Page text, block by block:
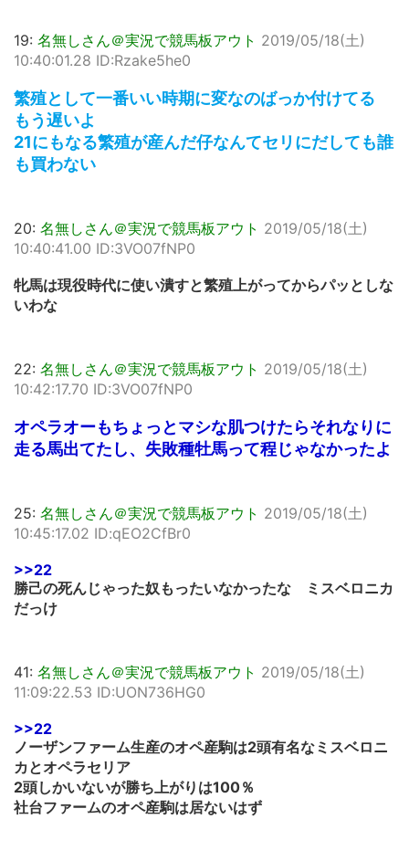
19: 名無しさん＠実況で競馬板アウト 2019/05/18(土)
10:40:01.28 ID:Rzake5he0
繁殖として一番いい時期に変なのばっか付けてる
もう遅いよ
21にもなる繁殖が産んだ仔なんてセリにだしても誰
も買わない
20: 名無しさん＠実況で競馬板アウト 2019/05/18(土)
10:40:41.00 ID:3VO07fNP0
牝馬は現役時代に使い潰すと繁殖上がってからパッとしな
いわな
22: 名無しさん＠実況で競馬板アウト 2019/05/18(土)
10:42:17.70 ID:3VO07fNP0
オペラオーもちょっとマシな肌つけたらそれなりに
走る馬出てたし、失敗種牡馬って程じゃなかったよ
25: 名無しさん＠実況で競馬板アウト 2019/05/18(土)
10:45:17.02 ID:qEO2CfBr0
>>22
勝己の死んじゃった奴もったいなかったな ミスベロニカ
だっけ
41: 名無しさん＠実況で競馬板アウト 2019/05/18(土)
11:09:22.53 ID:UON736HG0
>>22
ノーザンファーム生産のオペ産駒は2頭有名なミスベロニ
カとオペラセリア
2頭しかいないが勝ち上がりは100％
社台ファームのオペ産駒は居ないはず